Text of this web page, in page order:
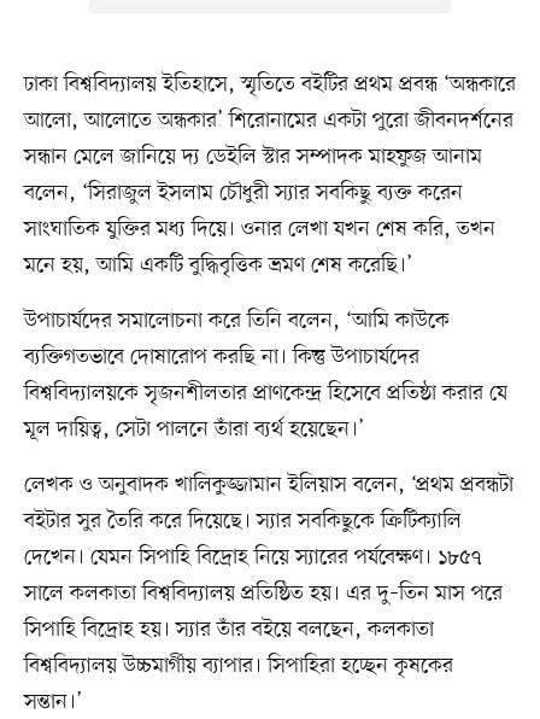
ঢাকা বিশ্ববিদ্যালয় ইতিহাসে, স্মৃতিতে বইটির প্রথম প্রবন্ধ ‘অন্ধকারে
আলো, আলোতে অন্ধকার’ শিরোনামের একটা পুরো জীবনদর্শনের
সন্ধান মেলে জানিয়ে দ্য ডেইলি স্টার সম্পাদক মাহফুজ আনাম
বলেন, ‘সিরাজুল ইসলাম চৌধুরী স্যার সবকিছু ব্যক্ত করেন
সাংঘাতিক যুক্তির মধ্য দিয়ে। ওনার লেখা যখন শেষ করি, তখন
মনে হয়, আমি একটি বুদ্ধিবৃত্তিক ভ্রমণ শেষ করেছি।’
উপাচার্যদের সমালোচনা করে তিনি বলেন, ‘আমি কাউকে
ব্যক্তিগতভাবে দোষারোপ করছি না। কিন্তু উপাচার্যদের
বিশ্ববিদ্যালয়কে সৃজনশীলতার প্রাণকেন্দ্র হিসেবে প্রতিষ্ঠা করার যে
মূল দায়িত্ব, সেটা পালনে তাঁরা ব্যর্থ হয়েছেন।’
লেখক ও অনুবাদক খালিকুজ্জামান ইলিয়াস বলেন, ‘প্রথম প্রবন্ধটা
বইটার সুর তৈরি করে দিয়েছে। স্যার সবকিছুকে ক্রিটিক্যালি
দেখেন। যেমন সিপাহি বিদ্রোহ নিয়ে স্যারের পর্যবেক্ষণ। ১৮৫৭
সালে কলকাতা বিশ্ববিদ্যালয় প্রতিষ্ঠিত হয়। এর দু–তিন মাস পরে
সিপাহি বিদ্রোহ হয়। স্যার তাঁর বইয়ে বলছেন, কলকাতা
বিশ্ববিদ্যালয় উচ্চমার্গীয় ব্যাপার। সিপাহিরা হচ্ছেন কৃষকের
সন্তান।’